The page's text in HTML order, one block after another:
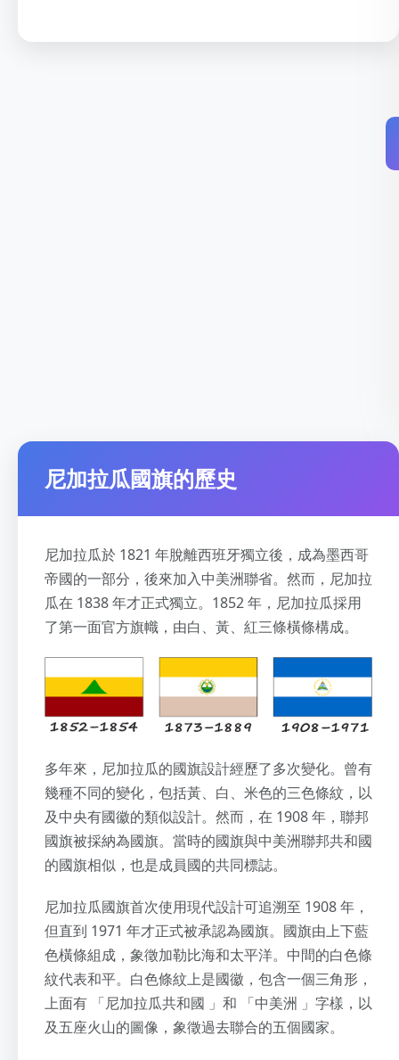
尼加拉瓜國旗的歷史
尼加拉瓜於 1821 年脫離西班牙獨立後，成為墨西哥
帝國的一部分，後來加入中美洲聯省。然而，尼加拉
瓜在 1838 年才正式獨立。1852 年，尼加拉瓜採用
了第一面官方旗幟，由白、黃、紅三條橫條構成。
多年來，尼加拉瓜的國旗設計經歷了多次變化。曾有
幾種不同的變化，包括黃、白、米色的三色條紋，以
及中央有國徽的類似設計。然而，在 1908 年，聯邦
國旗被採納為國旗。當時的國旗與中美洲聯邦共和國
的國旗相似，也是成員國的共同標誌。
尼加拉瓜國旗首次使用現代設計可追溯至 1908 年，
但直到 1971 年才正式被承認為國旗。國旗由上下藍
色橫條組成，象徵加勒比海和太平洋。中間的白色條
紋代表和平。白色條紋上是國徽，包含一個三角形，
上面有 「尼加拉瓜共和國 」和 「中美洲 」字樣，以
及五座火山的圖像，象徵過去聯合的五個國家。